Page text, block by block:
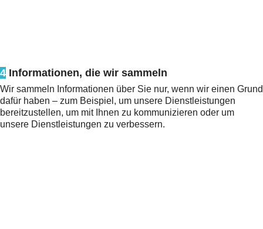
4 Informationen, die wir sammeln
Wir sammeln Informationen über Sie nur, wenn wir einen Grund
dafür haben – zum Beispiel, um unsere Dienstleistungen
bereitzustellen, um mit Ihnen zu kommunizieren oder um
unsere Dienstleistungen zu verbessern.